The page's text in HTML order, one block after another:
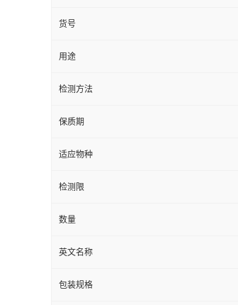
货号
用途
检测方法
保质期
适应物种
检测限
数量
英文名称
包装规格